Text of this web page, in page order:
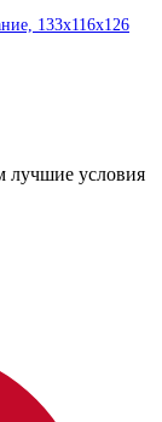
133х116х126
лучшие условия